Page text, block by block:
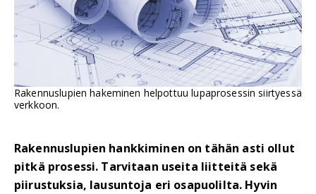
Rakennuslupien hakeminen helpottuu lupaprosessin siirtyessä
verkkoon.
Rakennuslupien hankkiminen on tähän asti ollut
pitkä prosessi. Tarvitaan useita liitteitä sekä
piirustuksia, lausuntoja eri osapuolilta. Hyvin